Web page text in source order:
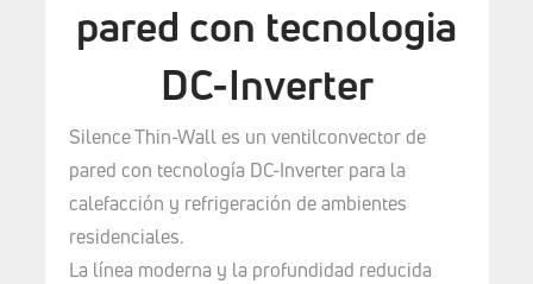
pared con tecnologia
DC-Inverter
Silence Thin-Wall es un ventilconvector de
pared con tecnología DC-Inverter para la
calefacción y refrigeración de ambientes
residenciales.
La línea moderna y la profundidad reducida